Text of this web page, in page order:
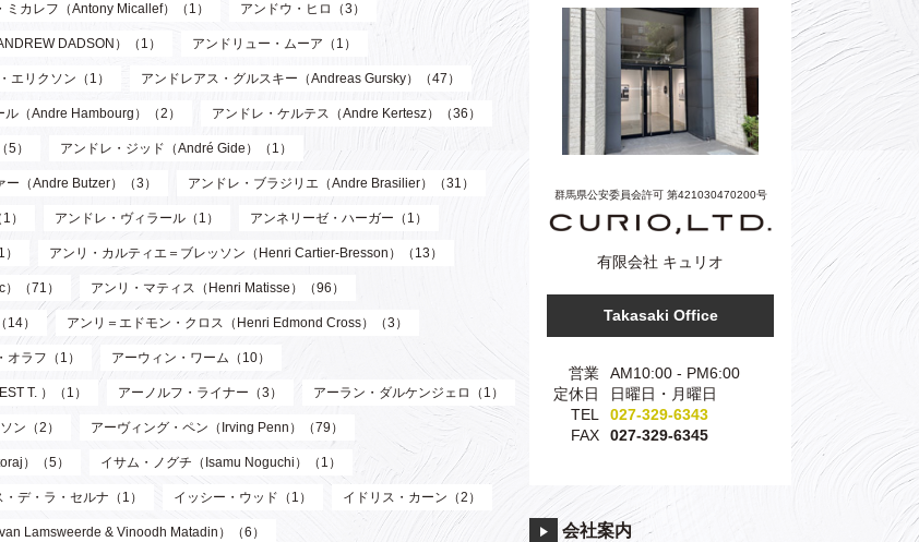
ミカレフ（Antony Micallef）（1） アンドウ・ヒロ（3）
DADSON）（1） アンドリュー・ムーア（1）
エリクソン（1） アンドレアス・グルスキー（Andreas Gursky）（47）
（Andre Hambourg）（2） アンドレ・ケルテス（Andre Kertesz）（36）
5） アンドレ・ジッド（André Gide）（1）
（Andre Butzer）（3） アンドレ・ブラジリエ（Andre Brasilier）（31）
） アンドレ・ヴィラール（1） アンネリーゼ・ハーガー（1）
アンリ・カルティエ＝ブレッソン（Henri Cartier-Bresson）（13）
（71） アンリ・マティス（Henri Matisse）（96）
） アンリ＝エドモン・クロス（Henri Edmond Cross）（3）
オラフ（1） アーウィン・ワーム（10）
T. ）（1） アーノルフ・ライナー（3） アーラン・ダルケンジェロ（1）
ン（2） アーヴィング・ペン（Irving Penn）（79）
）（5） イサム・ノグチ（Isamu Noguchi）（1）
デ・ラ・セルナ（1） イッシー・ウッド（1） イドリス・カーン（2）
Lamsweerde & Vinoodh Matadin）（6）
群馬県公安委員会許可 第421030470200号
有限会社 キュリオ
Takasaki Office
営業
AM10:00 - PM6:00
定休日
日曜日・月曜日
TEL
027-329-6343
FAX
027-329-6345
会社案内